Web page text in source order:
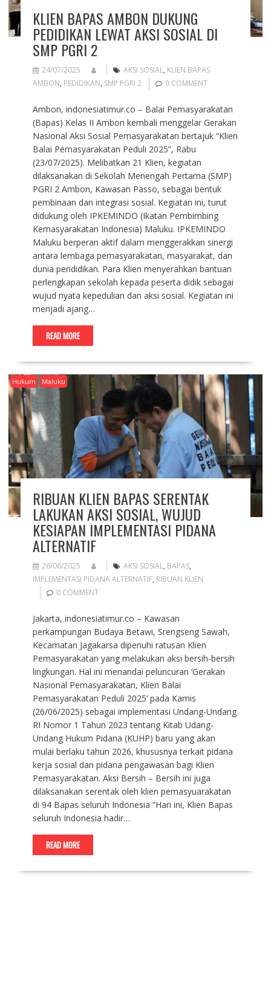
KLIEN BAPAS AMBON DUKUNG
PEDIDIKAN LEWAT AKSI SOSIAL DI
SMP PGRI 2
24/07/2025 AKSI SOSIAL, KLIEN BAPAS
AMBON, PEDIDIKAN, SMP PGRI 2 0 COMMENT
Ambon, indonesiatimur.co – Balai Pemasyarakatan
(Bapas) Kelas II Ambon kembali menggelar Gerakan
Nasional Aksi Sosial Pemasyarakatan bertajuk “Klien
Balai Pemasyarakatan Peduli 2025”, Rabu
(23/07/2025). Melibatkan 21 Klien, kegiatan
dilaksanakan di Sekolah Menengah Pertama (SMP)
PGRI 2 Ambon, Kawasan Passo, sebagai bentuk
pembinaan dan integrasi sosial. Kegiatan ini, turut
didukung oleh IPKEMINDO (Ikatan Pembimbing
Kemasyarakatan Indonesia) Maluku. IPKEMINDO
Maluku berperan aktif dalam menggerakkan sinergi
antara lembaga pemasyarakatan, masyarakat, dan
dunia pendidikan. Para Klien menyerahkan bantuan
perlengkapan sekolah kepada peserta didik sebagai
wujud nyata kepedulian dan aksi sosial. Kegiatan ini
menjadi ajang…
READ MORE
Hukum Maluku
RIBUAN KLIEN BAPAS SERENTAK
LAKUKAN AKSI SOSIAL, WUJUD
KESIAPAN IMPLEMENTASI PIDANA
ALTERNATIF
26/06/2025 AKSI SOSIAL, BAPAS,
IMPLEMENTASI PIDANA ALTERNATIF, RIBUAN KLIEN
0 COMMENT
Jakarta, indonesiatimur.co – Kawasan
perkampungan Budaya Betawi, Srengseng Sawah,
Kecamatan Jagakarsa dipenuhi ratusan Klien
Pemasyarakatan yang melakukan aksi bersih-bersih
lingkungan. Hal ini menandai peluncuran ‘Gerakan
Nasional Pemasyarakatan, Klien Balai
Pemasyarakatan Peduli 2025’ pada Kamis
(26/06/2025) sebagai implementasi Undang-Undang
RI Nomor 1 Tahun 2023 tentang Kitab Udang-
Undang Hukum Pidana (KUHP) baru yang akan
mulai berlaku tahun 2026, khususnya terkait pidana
kerja sosial dan pidana pengawasan bagi Klien
Pemasyarakatan. Aksi Bersih – Bersih ini juga
dilaksanakan serentak oleh klien pemasyuarakatan
di 94 Bapas seluruh Indonesia “Hari ini, Klien Bapas
seluruh Indonesia hadir…
READ MORE